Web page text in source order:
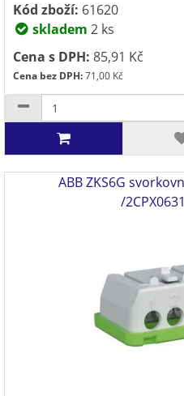
Kód zboží: 61620
skladem 2 ks
Cena s DPH: 85,91 Kč
Cena bez DPH:71,00 Kč
ABB ZKS6G
/